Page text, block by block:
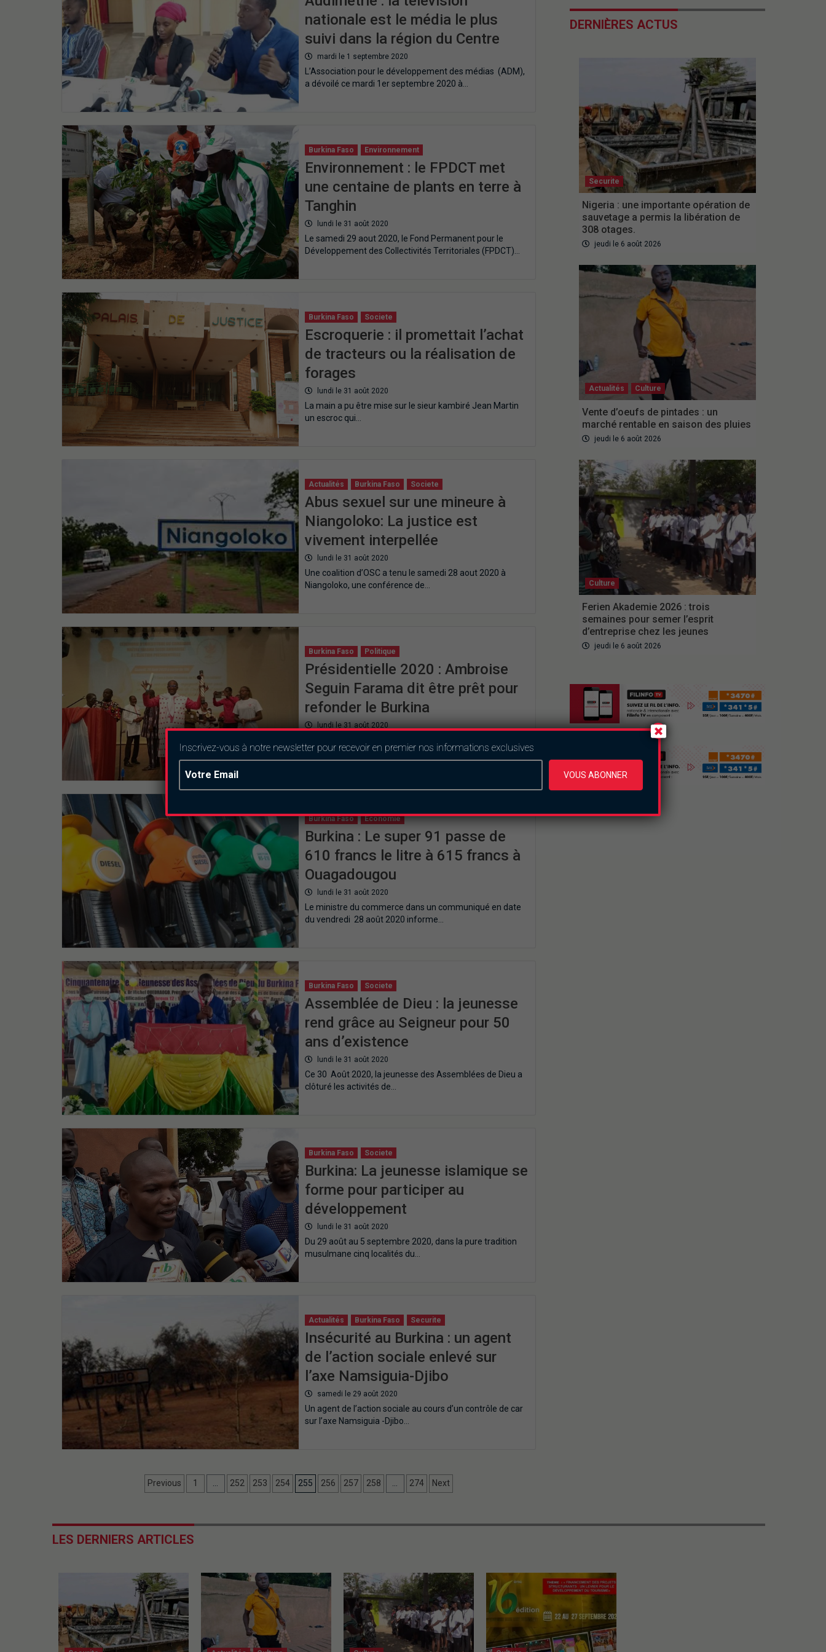
nationale est le média le plus
suivi dans la région du Centre
mardi le 1 septembre 2020
L’Association pour le développement des médias (ADM),
a dévoilé ce mardi 1er septembre 2020 à…
Burkina Faso Environnement
Environnement : le FPDCT met
une centaine de plants en terre à
Tanghin
lundi le 31 août 2020
Le samedi 29 aout 2020, le Fond Permanent pour le
Développement des Collectivités Territoriales (FPDCT)…
Burkina Faso Societe
Escroquerie : il promettait l’achat
de tracteurs ou la réalisation de
forages
lundi le 31 août 2020
La main a pu être mise sur le sieur kambiré Jean Martin
un escroc qui…
Actualités Burkina Faso Societe
Abus sexuel sur une mineure à
Niangoloko: La justice est
vivement interpellée
lundi le 31 août 2020
Une coalition d’OSC a tenu le samedi 28 aout 2020 à
Niangoloko, une conférence de…
Burkina Faso Politique
Présidentielle 2020 : Ambroise
Seguin Farama dit être prêt pour
refonder le Burkina
lundi le 31 août 2020
premier congrès en date du samedi 29…
Burkina Faso Economie
Burkina : Le super 91 passe de
610 francs le litre à 615 francs à
Ouagadougou
lundi le 31 août 2020
Le ministre du commerce dans un communiqué en date
du vendredi 28 août 2020 informe…
Burkina Faso Societe
Assemblée de Dieu : la jeunesse
rend grâce au Seigneur pour 50
ans d’existence
lundi le 31 août 2020
Ce 30 Août 2020, la jeunesse des Assemblées de Dieu a
clôturé les activités de…
Burkina Faso Societe
Burkina: La jeunesse islamique se
forme pour participer au
développement
lundi le 31 août 2020
Du 29 août au 5 septembre 2020, dans la pure tradition
musulmane cinq localités du…
Actualités Burkina Faso Securite
Insécurité au Burkina : un agent
de l’action sociale enlevé sur
l’axe Namsiguia-Djibo
samedi le 29 août 2020
Un agent de l’action sociale au cours d’un contrôle de car
sur l’axe Namsiguia -Djibo…
Previous 1 … 252 253 254 255 256 257 258 … 274 Next
DERNIÈRES ACTUS
Securite
Nigeria : une importante opération de
sauvetage a permis la libération de
308 otages.
jeudi le 6 août 2026
Actualités Culture
Vente d’oeufs de pintades : un
marché rentable en saison des pluies
jeudi le 6 août 2026
Culture
Ferien Akademie 2026 : trois
semaines pour semer l’esprit
d’entreprise chez les jeunes
jeudi le 6 août 2026
LES DERNIERS ARTICLES
Inscrivez-vous à notre newsletter pour recevoir en premier nos informations exclusives
VOUS ABONNER